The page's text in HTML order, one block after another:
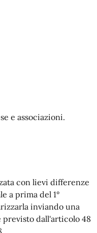
e associazioni.
con lievi differenze
a prima del 1°
inviando una
previsto dall'articolo 48